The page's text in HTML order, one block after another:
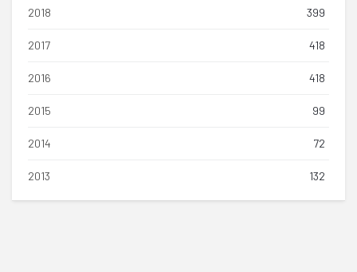
2018 399
2017 418
2016 418
2015 99
2014 72
2013 132